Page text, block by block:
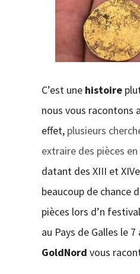
C’est une histoire
nous vous racontons
effet, plusieurs
extraire des pièces
datant des XIII et
beaucoup de chance
pièces lors d’n
au Pays de Galles le
GoldNord vous